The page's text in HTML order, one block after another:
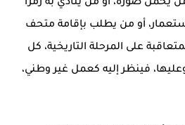
يحمل صوره، أو من ينادي به رمزا
أو من يطلب بإقامة متحف
على المرحلة التاريخية، كل
وعليها، فينظر إليه كعمل غير وطني،